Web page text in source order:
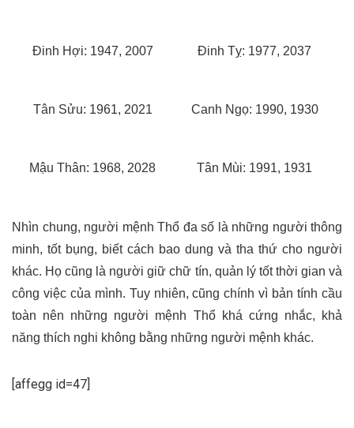
Đinh Hợi: 1947, 2007 Đinh Tỵ: 1977, 2037
Tân Sửu: 1961, 2021 Canh Ngọ: 1990, 1930
Mậu Thân: 1968, 2028 Tân Mùi: 1991, 1931
Nhìn chung, người mệnh Thổ đa số là những người thông
minh, tốt bụng, biết cách bao dung và tha thứ cho người
khác. Họ cũng là người giữ chữ tín, quản lý tốt thời gian và
công việc của mình. Tuy nhiên, cũng chính vì bản tính cầu
toàn nên những người mệnh Thổ khá cứng nhắc, khả
năng thích nghi không bằng những người mệnh khác.
[affegg id=47]